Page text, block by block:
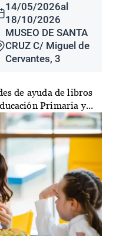
14/05/2026al
18/10/2026
MUSEO DE SANTA
CRUZ C/ Miguel de
Cervantes, 3
de ayuda de libros
Primaria y...